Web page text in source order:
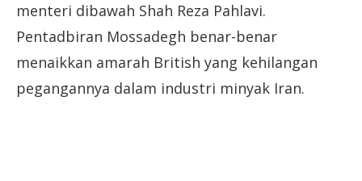
menteri dibawah Shah Reza Pahlavi.
Pentadbiran Mossadegh benar-benar
menaikkan amarah British yang kehilangan
pegangannya dalam industri minyak Iran.